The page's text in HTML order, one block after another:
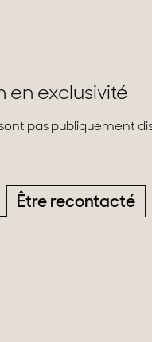
en exclusivité
pas publiquement
Être recontacté